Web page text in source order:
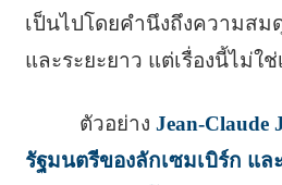
เป็นไปโดยคำนึงถึงความสม
และระยะยาว แต่เรื่องนี้ไม่ใช่
ตัวอย่าง Jean-Claude
รัฐมนตรีของลักเซมเบิร์ก แ